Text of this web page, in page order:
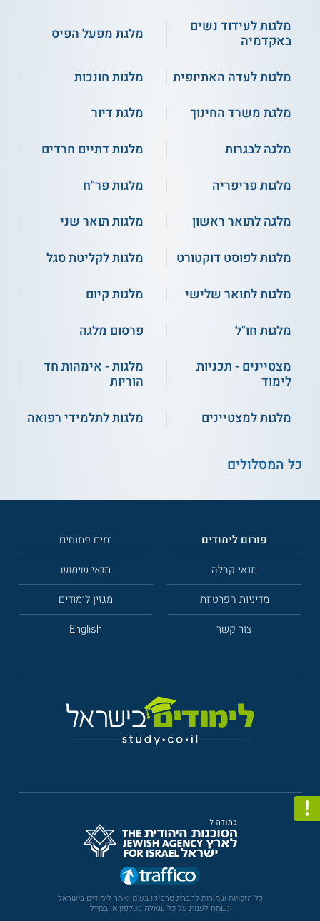
מלגות לעידוד נשים
באקדמיה
מלגת מפעל הפיס
מלגות לעדה האתיופית
מלגות חונכות
מלגת משרד החינוך
מלגת דיור
מלגה לבגרות
מלגות דתיים חרדים
מלגות פריפריה
מלגות פר"ח
מלגה לתואר ראשון
מלגות תואר שני
מלגות לפוסט דוקטורט
מלגות לקליטת סגל
מלגות לתואר שלישי
מלגות קיום
מלגות חו"ל
פרסום מלגה
מצטיינים - תכניות
לימוד
מלגות - אימהות חד
הוריות
מלגות למצטיינים
מלגות לתלמידי רפואה
כל המסלולים
פורום לימודים
ימים פתוחים
תנאי קבלה
תנאי שימוש
מדיניות הפרטיות
מגזין לימודים
צור קשר
English
כל הזכויות שמורות לחברת טרפיקו בע"מ ואתר לימודים בישראל
נשמח לענות על כל שאלה בטלפון או במייל